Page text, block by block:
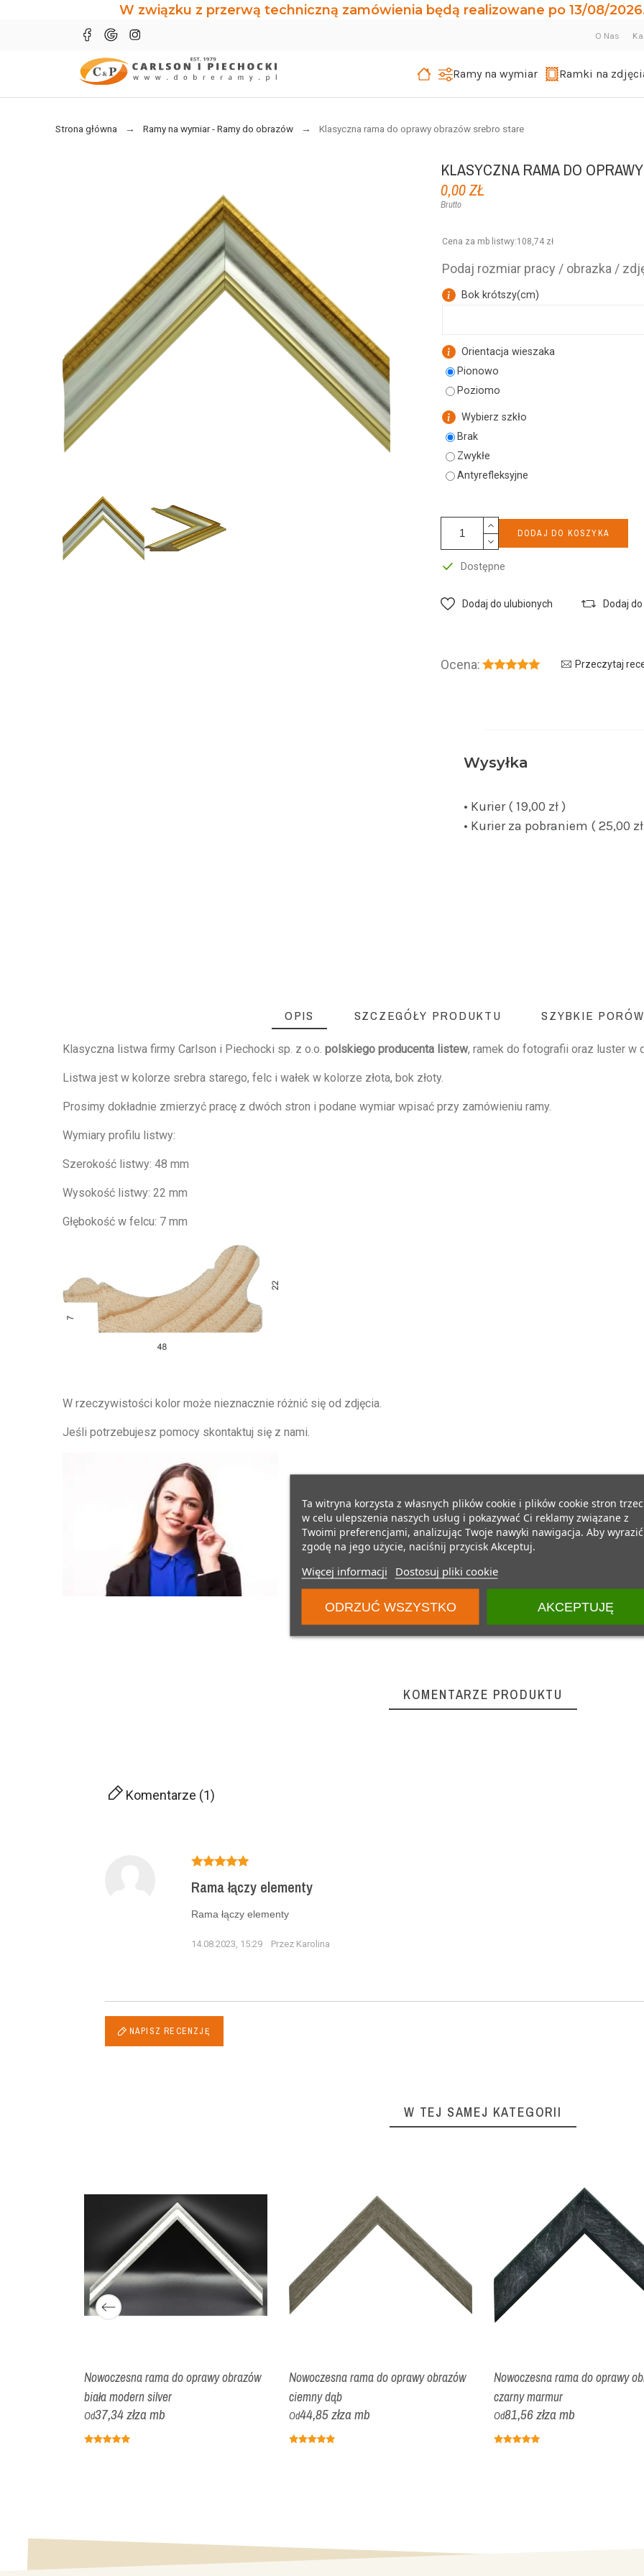
W związku z przerwą techniczną zamówienia będą realizowane po 13/08/
O Nas
Ramy na wymiar Ramki na
Strona główna Ramy na wymiar - Ramy do obrazów Klasyczna rama do oprawy obrazów srebro stare
KLASYCZNA RAMA DO
0,00 ZŁ
Brutto
Cena za mb listwy:108,74 zł
Podaj rozmiar pracy / obrazka /
Bok krótszy(cm)
Orientacja wieszaka
Pionowo
Poziomo
Wybierz szkło
Brak
Zwykłe
Antyrefleksyjne
DODAJ DO KOSZYKA
Dostępne
Dodaj do ulubionych Dodaj
Ocena: Przeczytaj
Wysyłka
• Kurier ( 19,00 zł )
• Kurier za pobraniem ( 25,00
OPIS SZCZEGÓŁY PRODUKTU SZYBKIE
Klasyczna listwa firmy Carlson i Piechocki sp. z o.o.polskiego producenta listew, ramek do fotografii oraz luster w
Listwa jest w kolorze srebra starego, felc i wałek w kolorze złota, bok złoty.
Prosimy dokładnie zmierzyć pracę z dwóch stron i podane wymiar wpisać przy zamówieniu ramy.
Wymiary profilu listwy:
Szerokość listwy: 48 mm
Wysokość listwy: 22 mm
Głębokość w felcu: 7 mm
W rzeczywistości kolor może nieznacznie różnić się od zdjęcia.
Jeśli potrzebujesz pomocy skontaktuj się z nami.
KOMENTARZE PRODUKTU
Komentarze (1)
Rama łączy elementy
Rama łączy elementy
14.08.2023, 15:29 Przez Karolina
NAPISZ RECENZJĘ
W TEJ SAMEJ KATEGORII
Nowoczesna rama do oprawy obrazów
biała modern silver
Od37,34 złza mb
Nowoczesna rama do oprawy obrazów
ciemny dąb
Od44,85 złza mb
Nowoczesna rama do oprawy
czarny marmur
Od81,56 złza mb
Ta witryna korzysta z własnych plików cookie i plików cookie stron
w celu ulepszenia naszych usług i pokazywać Ci reklamy związane z
Twoimi preferencjami, analizując Twoje nawyki nawigacja. Aby wyrazić
zgodę na jego użycie, naciśnij przycisk Akceptuj.
Więcej informacji Dostosuj pliki cookie
ODRZUĆ WSZYSTKO AKCEPTUJĘ